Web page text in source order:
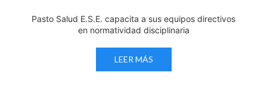
Pasto Salud E.S.E. capacita a sus equipos directivos
en normatividad disciplinaria
LEER MÁS